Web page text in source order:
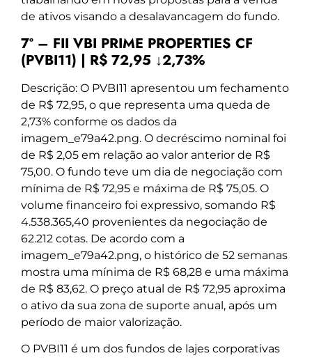
de ativos visando a desalavancagem do fundo.
7º – FII VBI PRIME PROPERTIES CF
(PVBI11) | R$ 72,95 ↓2,73%
Descrição: O PVBI11 apresentou um fechamento
de R$ 72,95, o que representa uma queda de
2,73% conforme os dados da
imagem_e79a42.png. O decréscimo nominal foi
de R$ 2,05 em relação ao valor anterior de R$
75,00. O fundo teve um dia de negociação com
mínima de R$ 72,95 e máxima de R$ 75,05. O
volume financeiro foi expressivo, somando R$
4.538.365,40 provenientes da negociação de
62.212 cotas. De acordo com a
imagem_e79a42.png, o histórico de 52 semanas
mostra uma mínima de R$ 68,28 e uma máxima
de R$ 83,62. O preço atual de R$ 72,95 aproxima
o ativo da sua zona de suporte anual, após um
período de maior valorização.
O PVBI11 é um dos fundos de lajes corporativas